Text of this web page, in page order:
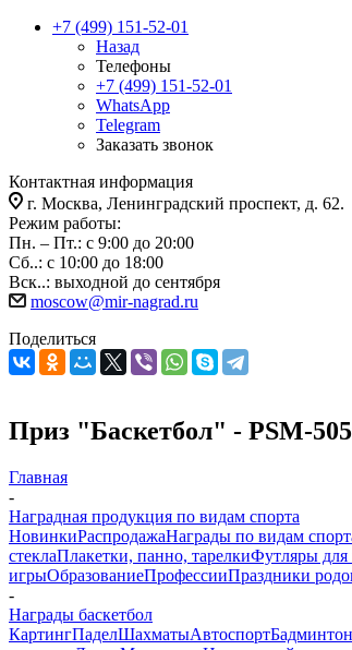
+7 (499) 151-52-01
Назад
Телефоны
+7 (499) 151-52-01
WhatsApp
Telegram
Заказать звонок
Контактная информация
г. Москва, Ленинградский проспект, д. 62.
Режим работы:
Пн. – Пт.: с 9:00 до 20:00
Сб..: с 10:00 до 18:00
Вск..: выходной до сентября
moscow@mir-nagrad.ru
Поделиться
Приз "Баскетбол" - PSM-
Главная
-
Наградная продукция по видам спорта
НовинкиРаспродажаНаграды по видам
стеклаПлакетки, панно, тарелкиФутляры для
игрыОбразованиеПрофессииПраздники
-
Награды баскетбол
КартингПаделШахматыАвтоспортБадминтон